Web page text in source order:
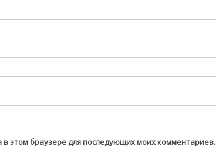
в этом браузере для последующих моих комментариев.